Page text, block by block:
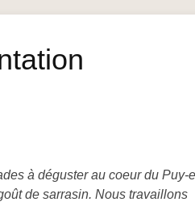
à déguster au coeur du Puy-
de sarrasin. Nous travaillons